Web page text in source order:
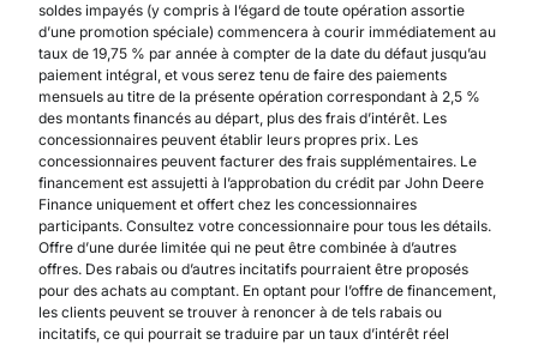
soldes impayés (y compris à l’égard de toute opération assortie
d’une promotion spéciale) commencera à courir immédiatement au
taux de 19,75 % par année à compter de la date du défaut jusqu’au
paiement intégral, et vous serez tenu de faire des paiements
mensuels au titre de la présente opération correspondant à 2,5 %
des montants financés au départ, plus des frais d’intérêt. Les
concessionnaires peuvent établir leurs propres prix. Les
concessionnaires peuvent facturer des frais supplémentaires. Le
financement est assujetti à l’approbation du crédit par John Deere
Finance uniquement et offert chez les concessionnaires
participants. Consultez votre concessionnaire pour tous les détails.
Offre d’une durée limitée qui ne peut être combinée à d’autres
offres. Des rabais ou d’autres incitatifs pourraient être proposés
pour des achats au comptant. En optant pour l’offre de financement,
les clients peuvent se trouver à renoncer à de tels rabais ou
incitatifs, ce qui pourrait se traduire par un taux d’intérêt réel